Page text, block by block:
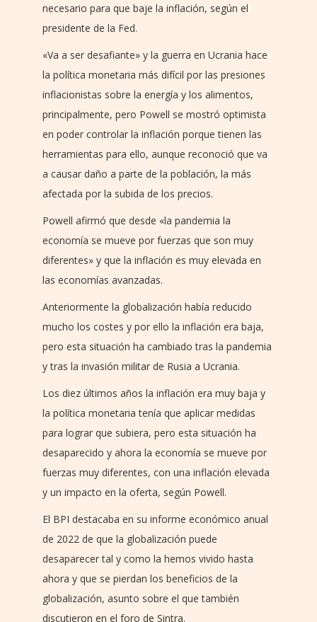
necesario para que baje la inflación, según el
presidente de la Fed.
«Va a ser desafiante» y la guerra en Ucrania hace
la política monetaria más difícil por las presiones
inflacionistas sobre la energía y los alimentos,
principalmente, pero Powell se mostró optimista
en poder controlar la inflación porque tienen las
herramientas para ello, aunque reconoció que va
a causar daño a parte de la población, la más
afectada por la subida de los precios.
Powell afirmó que desde «la pandemia la
economía se mueve por fuerzas que son muy
diferentes» y que la inflación es muy elevada en
las economías avanzadas.
Anteriormente la globalización había reducido
mucho los costes y por ello la inflación era baja,
pero esta situación ha cambiado tras la pandemia
y tras la invasión militar de Rusia a Ucrania.
Los diez últimos años la inflación era muy baja y
la política monetaria tenía que aplicar medidas
para lograr que subiera, pero esta situación ha
desaparecido y ahora la economía se mueve por
fuerzas muy diferentes, con una inflación elevada
y un impacto en la oferta, según Powell.
El BPI destacaba en su informe económico anual
de 2022 de que la globalización puede
desaparecer tal y como la hemos vivido hasta
ahora y que se pierdan los beneficios de la
globalización, asunto sobre el que también
discutieron en el foro de Sintra.